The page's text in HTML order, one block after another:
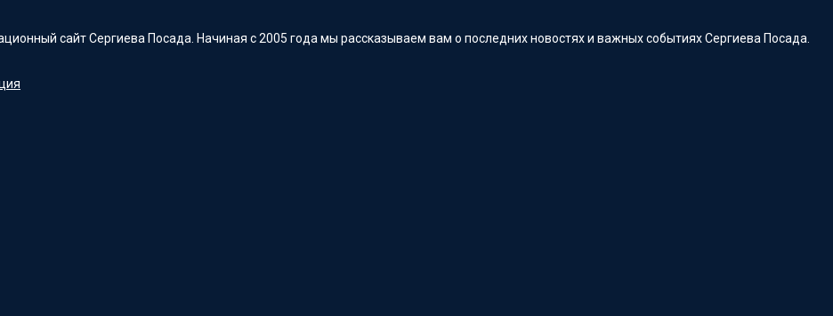
сайт Сергиева Посада. Начиная с 2005 года мы рассказываем вам о последних новостях и важных событиях Сергиева Посада.